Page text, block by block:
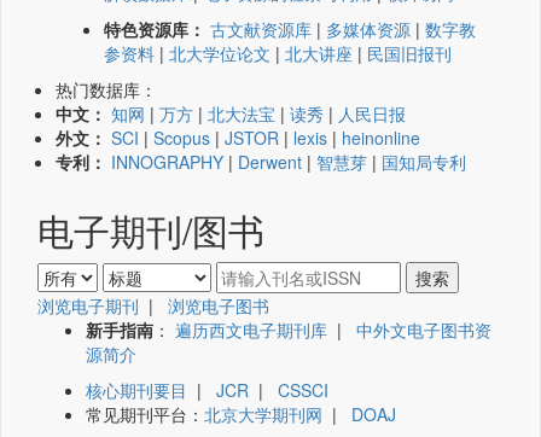
特色资源库： 古文献资源库 | 多媒体资源 | 数字教
参资料 | 北大学位论文 | 北大讲座 | 民国旧报刊
热门数据库：
中文： 知网 | 万方 | 北大法宝 | 读秀 | 人民日报
外文： SCI | Scopus | JSTOR | lexis | heinonline
专利： INNOGRAPHY | Derwent | 智慧芽 | 国知局专利
电子期刊/图书
浏览电子期刊 | 浏览电子图书
新手指南 ： 遍历西文电子期刊库 | 中外文电子图书资
源简介
核心期刊要目 | JCR | CSSCI
常见期刊平台： 北京大学期刊网 | DOAJ